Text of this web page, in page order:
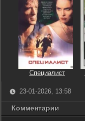
Специалист
23-01-2026, 13:58
Комментарии